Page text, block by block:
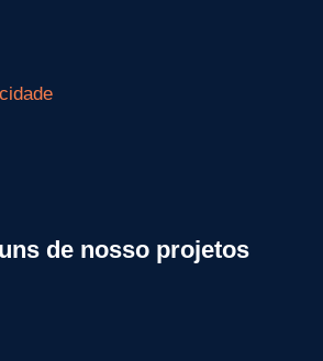
de nosso projetos